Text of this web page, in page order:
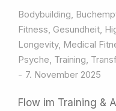
Bodybuilding,
Fitness, Gesundheit,
Longevity, Medical
Psyche, Training,
7. November 2025
Flow im Training &